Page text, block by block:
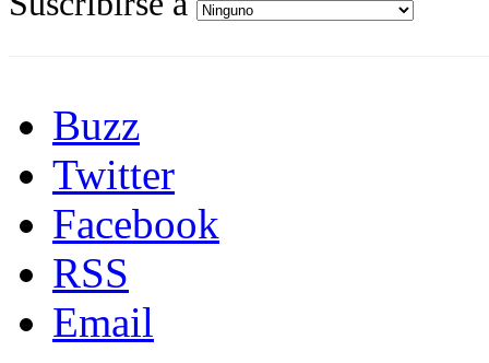
Buzz
Twitter
Facebook
RSS
Email